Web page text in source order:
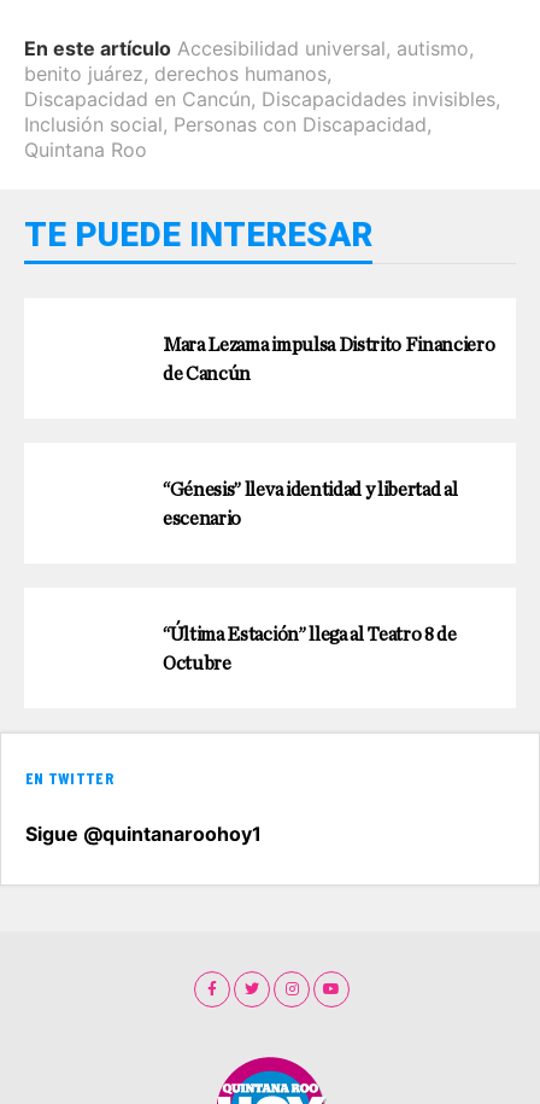
En este artículo Accesibilidad universal, autismo,
benito juárez, derechos humanos,
Discapacidad en Cancún, Discapacidades invisibles,
Inclusión social, Personas con Discapacidad,
Quintana Roo
TE PUEDE INTERESAR
Mara Lezama impulsa Distrito Financiero
de Cancún
“Génesis” lleva identidad y libertad al
escenario
“Última Estación” llega al Teatro 8 de
Octubre
EN TWITTER
Sigue @quintanaroohoy1